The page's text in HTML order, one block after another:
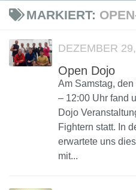
MARKIERT:
DEZEMBER
Open Dojo
Am Samstag,
– 12:00 Uhr fand
Dojo
Fightern statt. In
erwartete uns
mit...